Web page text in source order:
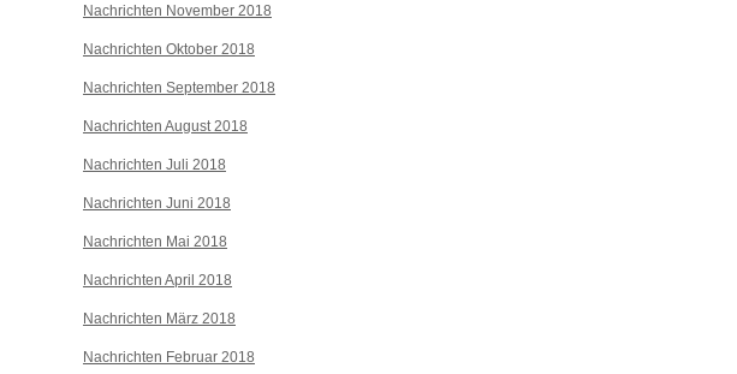
Nachrichten November 2018
Nachrichten Oktober 2018
Nachrichten September 2018
Nachrichten August 2018
Nachrichten Juli 2018
Nachrichten Juni 2018
Nachrichten Mai 2018
Nachrichten April 2018
Nachrichten März 2018
Nachrichten Februar 2018